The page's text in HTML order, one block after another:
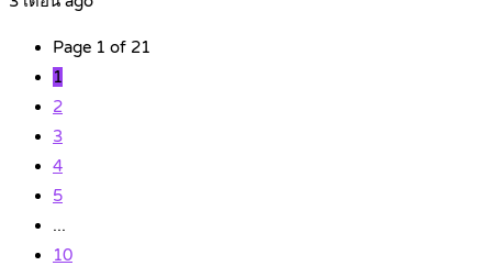
Page 1 of 21
1
2
3
4
5
...
10